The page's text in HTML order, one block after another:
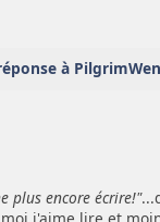
à
plus encore écrire!"